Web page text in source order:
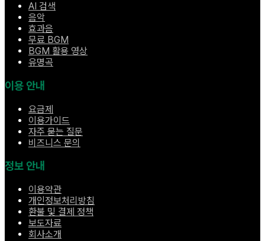
AI 검색
음악
효과음
무료 BGM
BGM 활용 영상
유명곡
이용 안내
요금제
이용가이드
자주 묻는 질문
비즈니스 문의
정보 안내
이용약관
개인정보처리방침
환불 및 결제 정책
보도자료
회사소개